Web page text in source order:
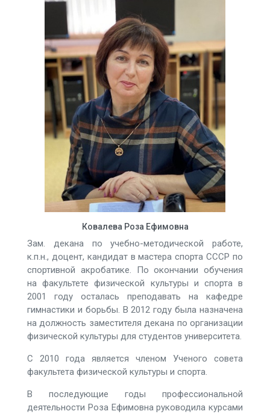
Ковалева Роза Ефимовна
Зам. декана по учебно-методической работе,
к.п.н., доцент, кандидат в мастера спорта СССР по
спортивной акробатике. По окончании обучения
на факультете физической культуры и спорта в
2001 году осталась преподавать на кафедре
гимнастики и борьбы. В 2012 году была назначена
на должность заместителя декана по организации
физической культуры для студентов университета.
С 2010 года является членом Ученого совета
факультета физической культуры и спорта.
В последующие годы профессиональной
деятельности Роза Ефимовна руководила курсами